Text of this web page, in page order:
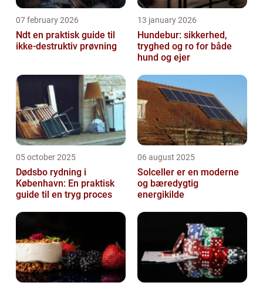
07 february 2026
Ndt en praktisk guide til
ikke-destruktiv prøvning
13 january 2026
Hundebur: sikkerhed,
tryghed og ro for både
hund og ejer
05 october 2025
Dødsbo rydning i
København: En praktisk
guide til en tryg proces
06 august 2025
Solceller er en moderne
og bæredygtig
energikilde